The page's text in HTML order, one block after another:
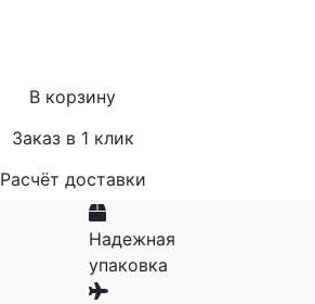
В корзину
Заказ в 1 клик
Расчёт доставки
Надежная
упаковка